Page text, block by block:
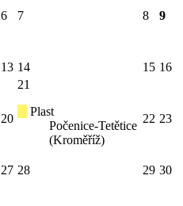
6 7 8 9
13 14 15 16
20
21
Plast
Počenice-Tetětice
(Kroměříž)
22 23
27 28 29 30